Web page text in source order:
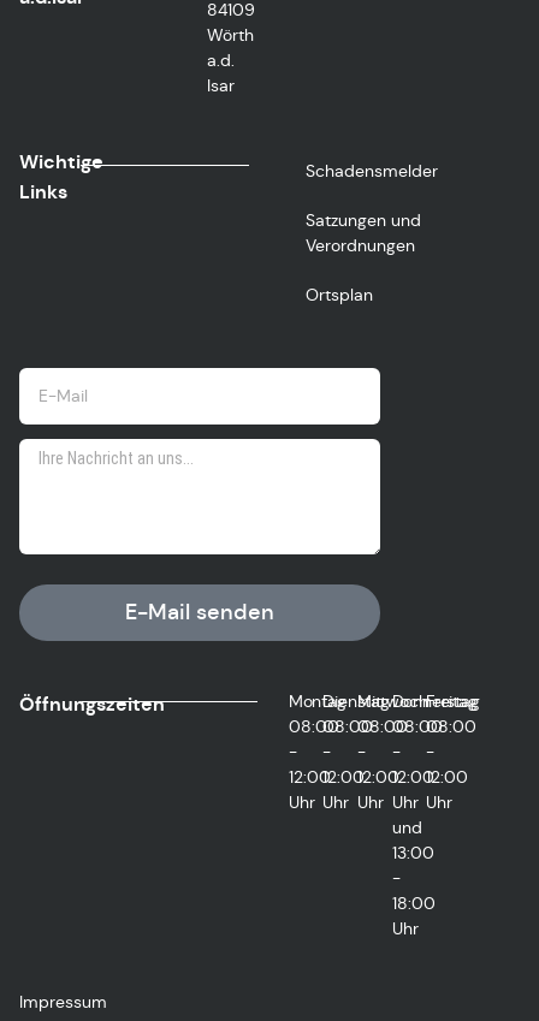
84109
Wörth
a.d.
Isar
Wichtige
Links
Schadensmelder
Satzungen und
Verordnungen
Ortsplan
E-Mail senden
Öffnungszeiten
Montag
08:00
-
12:00
Uhr
Dienstag
08:00
-
12:00
Uhr
Mittwoch
08:00
-
12:00
Uhr
Donnerstag
08:00
-
12:00
Uhr
und
13:00
-
18:00
Uhr
Freitag
08:00
-
12:00
Uhr
Impressum